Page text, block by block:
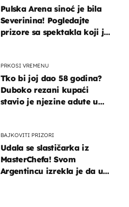
Pulska Arena sinoć je bila
Severinina! Pogledajte
prizore sa spektakla koji je
PRKOSI VREMENU
Tko bi joj dao 58 godina?
Duboko rezani kupaći
stavio je njezine adute u
BAJKOVITI PRIZORI
Udala se slastičarka iz
MasterChefa! Svom
Argentincu izrekla je da u